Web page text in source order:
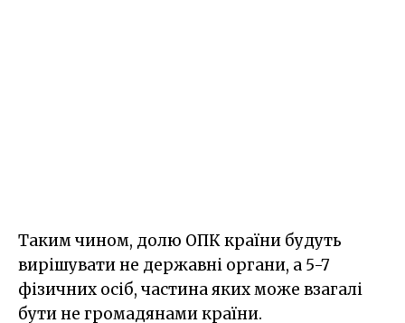
Таким чином, долю ОПК країни будуть
вирішувати не державні органи, а 5-7
фізичних осіб, частина яких може взагалі
бути не громадянами країни.